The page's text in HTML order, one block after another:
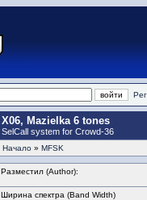
X06, Mazielka 6 tones
SelCall system for Crowd-36
Начало » MFSK
Разместил (Author):
Ширина спектра (Band Width)